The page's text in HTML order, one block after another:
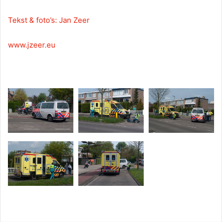
Tekst & foto’s: Jan Zeer
www.jzeer.eu